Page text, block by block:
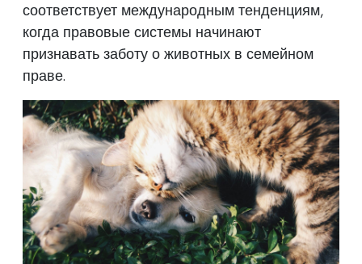
соответствует международным тенденциям,
когда правовые системы начинают
признавать заботу о животных в семейном
праве.